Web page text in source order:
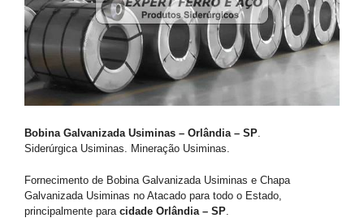
Bobina Galvanizada Usiminas – Orlândia – SP.
Siderúrgica Usiminas. Mineração Usiminas.
Fornecimento de Bobina Galvanizada Usiminas e Chapa
Galvanizada Usiminas no Atacado para todo o Estado,
principalmente para cidade Orlândia – SP